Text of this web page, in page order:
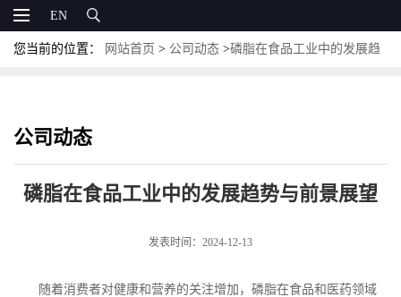
EN
您当前的位置： 网站首页 > 公司动态 >磷脂在食品工业中的发展趋
公司动态
磷脂在食品工业中的发展趋势与前景展望
发表时间：2024-12-13
随着消费者对健康和营养的关注增加，磷脂在食品和医药领域